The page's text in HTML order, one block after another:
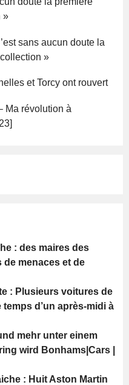
»
sans aucun doute la
»
et Torcy ont rouvert
Ma révolution à
: des maires des
menaces et de
: Plusieurs voitures de
d’un après-midi à
mehr unter einem
wird Bonhams|Cars |
: Huit Aston Martin